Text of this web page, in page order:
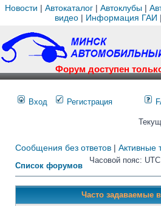
Новости | Автокаталог | Автоклубы |
видео| Информация ГАИ |
Форум доступен
Вход Регистрация
Сообщения без ответов | Активные
Список форумов
Часовой пояс:
Часто задаваемые